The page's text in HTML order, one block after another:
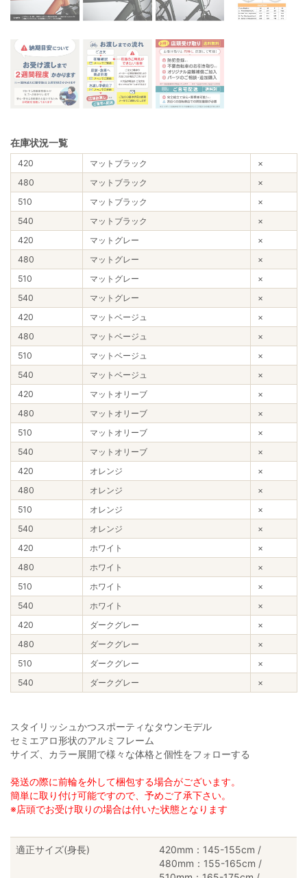
在庫状況一覧
420 マットブラック
×
480
マットブラック
×
510
マットブラック
×
540
マットブラック
×
420
マットグレー
×
480
マットグレー
×
510
マットグレー
×
540
マットグレー
×
420
マットベージュ
×
480
マットベージュ
×
510
マットベージュ
×
540
マットベージュ
×
420
マットオリーブ
×
480
マットオリーブ
×
510
マットオリーブ
×
540
マットオリーブ
×
420
オレンジ
×
480
オレンジ
×
510
オレンジ
×
540
オレンジ
×
420
ホワイト
×
480
ホワイト
×
510
ホワイト
×
540
ホワイト
×
420
ダークグレー
×
480
ダークグレー
×
510
ダークグレー
×
540
ダークグレー ×
スタイリッシュかつスポーティなタウンモデル
セミエアロ形状のアルミフレーム
サイズ、カラー展開で様々な体格と個性をフォローする
発送の際に前輪を外して梱包する場合がございます。
簡単に取り付け可能ですので、予めご了承下さい。
※店頭でお受け取りの場合は付いた状態となります
適正サイズ(身長)
420mm：145-155cm /
480mm：155-165cm /